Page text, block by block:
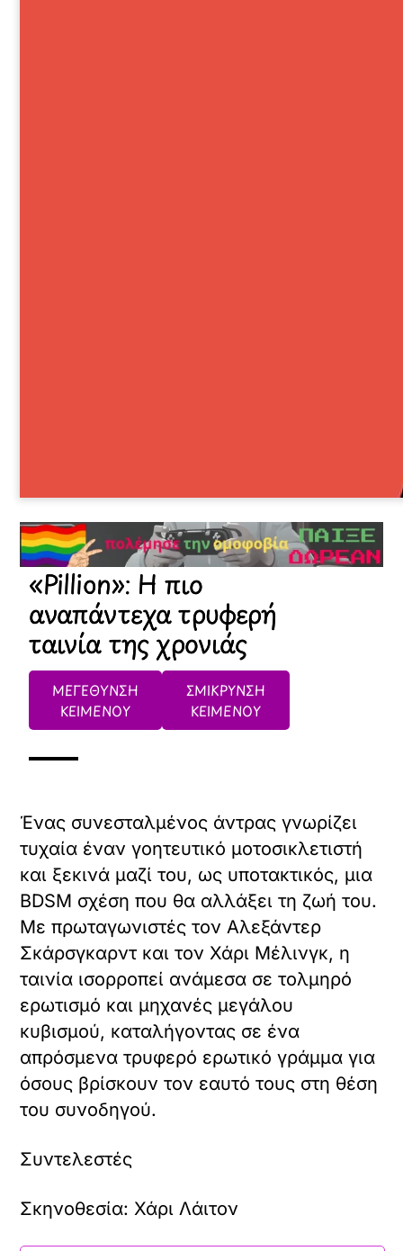
«Pillion»: Η πιο
αναπάντεχα τρυφερή
ταινία της χρονιάς
ΜΕΓΕΘΥΝΣΗ
ΚΕΙΜΕΝΟΥ
ΣΜΙΚΡΥΝΣΗ
ΚΕΙΜΕΝΟΥ
Ένας συνεσταλμένος άντρας γνωρίζει
τυχαία έναν γοητευτικό μοτοσικλετιστή
και ξεκινά μαζί του, ως υποτακτικός, μια
BDSM σχέση που θα αλλάξει τη ζωή του.
Με πρωταγωνιστές τον Αλεξάντερ
Σκάρσγκαρντ και τον Χάρι Μέλινγκ, η
ταινία ισορροπεί ανάμεσα σε τολμηρό
ερωτισμό και μηχανές μεγάλου
κυβισμού, καταλήγοντας σε ένα
απρόσμενα τρυφερό ερωτικό γράμμα για
όσους βρίσκουν τον εαυτό τους στη θέση
του συνοδηγού.
Συντελεστές
Σκηνοθεσία: Χάρι Λάιτον